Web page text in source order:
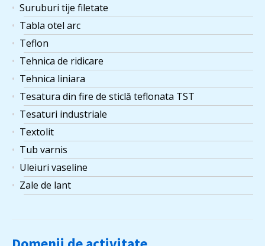
Suruburi tije filetate
Tabla otel arc
Teflon
Tehnica de ridicare
Tehnica liniara
Tesatura din fire de sticlă teflonata TST
Tesaturi industriale
Textolit
Tub varnis
Uleiuri vaseline
Zale de lant